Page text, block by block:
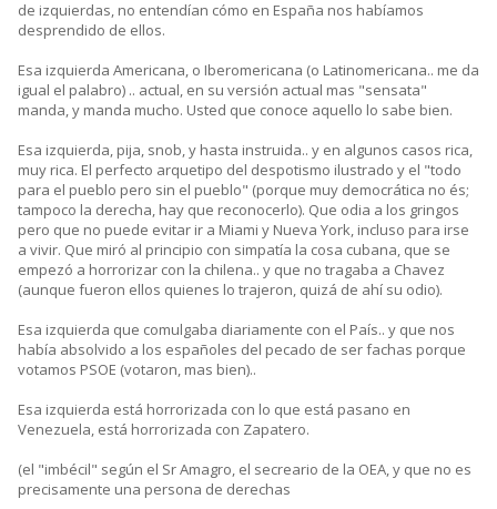
de izquierdas, no entendían cómo en España nos habíamos
desprendido de ellos.
Esa izquierda Americana, o Iberomericana (o Latinomericana.. me da
igual el palabro) .. actual, en su versión actual mas "sensata"
manda, y manda mucho. Usted que conoce aquello lo sabe bien.
Esa izquierda, pija, snob, y hasta instruida.. y en algunos casos rica,
muy rica. El perfecto arquetipo del despotismo ilustrado y el "todo
para el pueblo pero sin el pueblo" (porque muy democrática no és;
tampoco la derecha, hay que reconocerlo). Que odia a los gringos
pero que no puede evitar ir a Miami y Nueva York, incluso para irse
a vivir. Que miró al principio con simpatía la cosa cubana, que se
empezó a horrorizar con la chilena.. y que no tragaba a Chavez
(aunque fueron ellos quienes lo trajeron, quizá de ahí su odio).
Esa izquierda que comulgaba diariamente con el País.. y que nos
había absolvido a los españoles del pecado de ser fachas porque
votamos PSOE (votaron, mas bien)..
Esa izquierda está horrorizada con lo que está pasano en
Venezuela, está horrorizada con Zapatero.
(el "imbécil" según el Sr Amagro, el secreario de la OEA, y que no es
precisamente una persona de derechas